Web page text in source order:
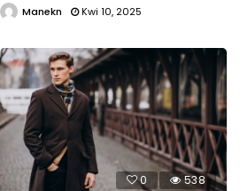
Manekn Kwi 10, 2025
0 538